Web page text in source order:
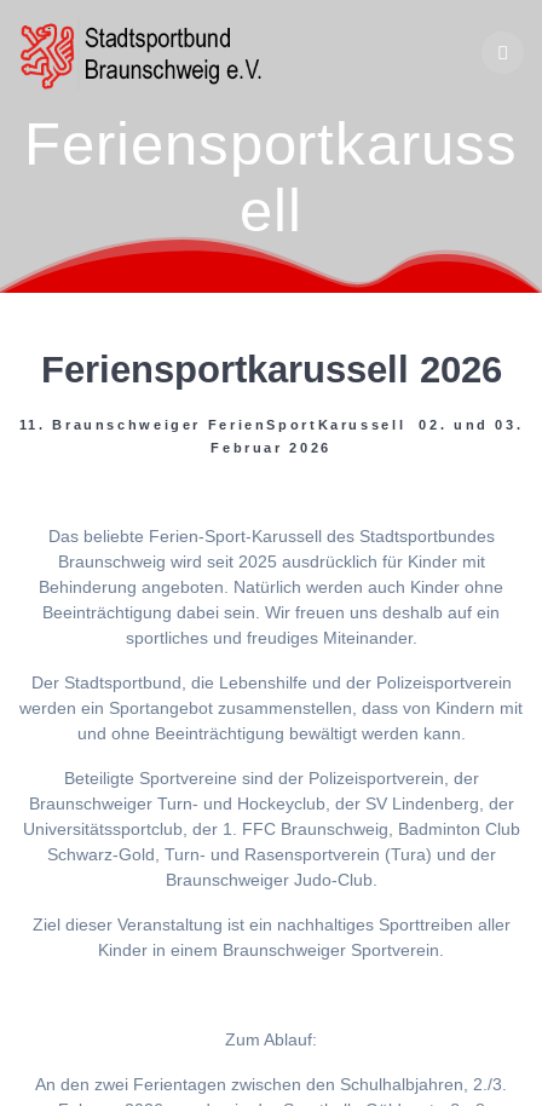
Feriensportkaruss
ell
Feriensportkarussell 2026
11. Braunschweiger FerienSportKarussell 02. und 03.
Februar 2026
Das beliebte Ferien-Sport-Karussell des Stadtsportbundes
Braunschweig wird seit 2025 ausdrücklich für Kinder mit
Behinderung angeboten. Natürlich werden auch Kinder ohne
Beeinträchtigung dabei sein. Wir freuen uns deshalb auf ein
sportliches und freudiges Miteinander.
Der Stadtsportbund, die Lebenshilfe und der Polizeisportverein
werden ein Sportangebot zusammenstellen, dass von Kindern mit
und ohne Beeinträchtigung bewältigt werden kann.
Beteiligte Sportvereine sind der Polizeisportverein, der
Braunschweiger Turn- und Hockeyclub, der SV Lindenberg, der
Universitätssportclub, der 1. FFC Braunschweig, Badminton Club
Schwarz-Gold, Turn- und Rasensportverein (Tura) und der
Braunschweiger Judo-Club.
Ziel dieser Veranstaltung ist ein nachhaltiges Sporttreiben aller
Kinder in einem Braunschweiger Sportverein.
Zum Ablauf:
An den zwei Ferientagen zwischen den Schulhalbjahren, 2./3.